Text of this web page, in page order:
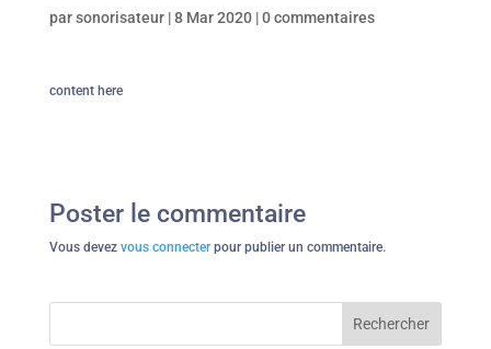
parsonorisateur|8 Mar 2020|0 commentaires
content here
Poster le commentaire
Vous devez vous connecterpour publier un commentaire.